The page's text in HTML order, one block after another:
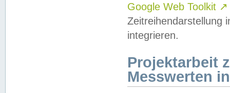
Google Web Toolkit ↗
Zeitreihendarstellung
integrieren.
Projektarbeit
Messwerten